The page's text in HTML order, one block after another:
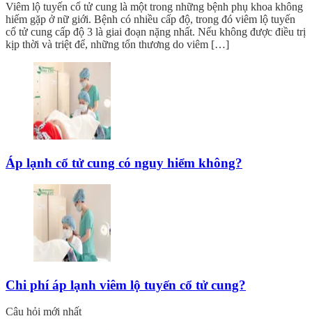
Viêm lộ tuyến cổ tử cung là một trong những bệnh phụ khoa không
hiếm gặp ở nữ giới. Bệnh có nhiều cấp độ, trong đó viêm lộ tuyến
cổ tử cung cấp độ 3 là giai đoạn nặng nhất. Nếu không được điều trị
kịp thời và triệt để, những tổn thương do viêm […]
Áp lạnh cổ tử cung có nguy hiểm không?
Chi phí áp lạnh viêm lộ tuyến cổ tử cung?
Câu hỏi mới nhất